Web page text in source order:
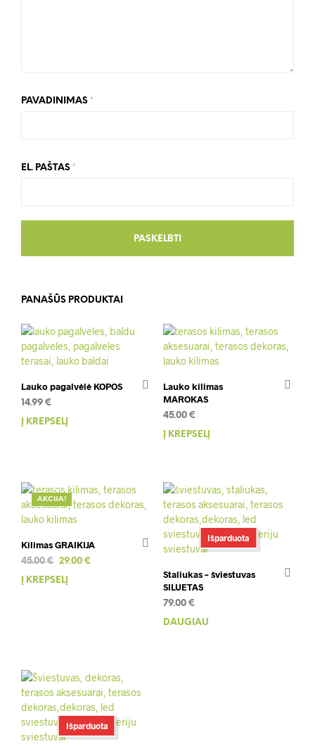
PAVADINIMAS *
EL. PAŠTAS *
PANAŠŪS PRODUKTAI
Lauko pagalvėlė KOPOS
14.99 €
Į KREPŠELĮ
Lauko kilimas
MAROKAS
45.00 €
Į KREPŠELĮ
AKCIJA!
Kilimas GRAIKIJA
45.00€ Original
price
was:
29.00 €
Į KREPŠELĮ
Išparduota
Staliukas – šviestuvas
SILUETAS
79.00 €
DAUGIAU
Išparduota